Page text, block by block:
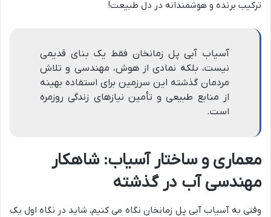
ترکیب برنده و هوشمندانه در دل طبیعت!
آسیاب آبی پل زمانخان فقط یک بنای قدیمی
نیست، بلکه نمادی از هوش، مهندسی و تلاش
مردمان گذشته این سرزمین برای استفاده بهینه
از منابع طبیعی و تأمین نیازهای زندگی روزمره
است.
معماری و ساختار آسیاب: شاهکار
مهندسی آب در گذشته
وقتی به آسیاب آبی پل زمانخان نگاه می کنیم، شاید در نگاه اول یک